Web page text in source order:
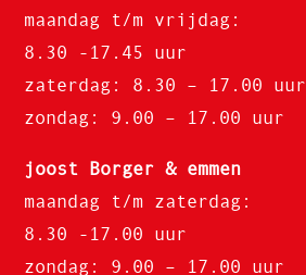
maandag t/m vrijdag:
8.30 -17.45 uur
zaterdag: 8.30 – 17.00 uur
zondag: 9.00 – 17.00 uur
joost Borger & emmen
maandag t/m zaterdag:
8.30 -17.00 uur
zondag: 9.00 – 17.00 uur